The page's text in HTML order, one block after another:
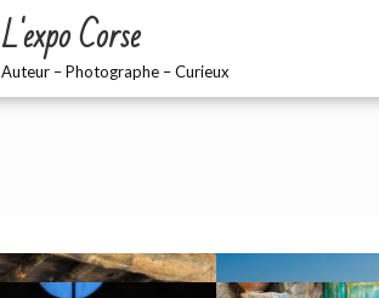
L'expo Corse
Auteur – Photographe – Curieux